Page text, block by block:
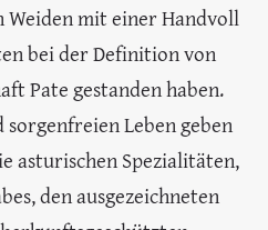
Weiden mit einer Handvoll
bei der Definition von
Pate gestanden haben.
Leben geben
asturischen Spezialitäten,
den ausgezeichneten